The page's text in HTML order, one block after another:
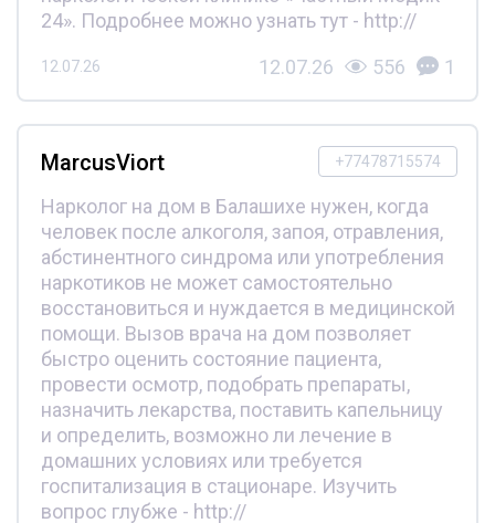
24». Подробнее можно узнать тут - http://
12.07.26 12.07.26 556 1
+77478715574
MarcusViort
Нарколог на дом в Балашихе нужен, когда
человек после алкоголя, запоя, отравления,
абстинентного синдрома или употребления
наркотиков не может самостоятельно
восстановиться и нуждается в медицинской
помощи. Вызов врача на дом позволяет
быстро оценить состояние пациента,
провести осмотр, подобрать препараты,
назначить лекарства, поставить капельницу
и определить, возможно ли лечение в
домашних условиях или требуется
госпитализация в стационаре. Изучить
вопрос глубже - http://